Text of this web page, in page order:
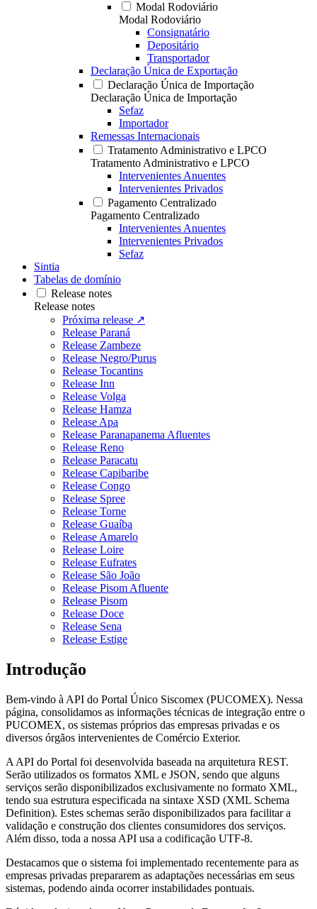
Modal Rodoviário
Modal Rodoviário
Consignatário
Depositário
Transportador
Declaração Única de Exportação
Declaração Única de Importação
Declaração Única de Importação
Sefaz
Importador
Remessas Internacionais
Tratamento Administrativo e LPCO
Tratamento Administrativo e LPCO
Intervenientes Anuentes
Intervenientes Privados
Pagamento Centralizado
Pagamento Centralizado
Intervenientes Anuentes
Intervenientes Privados
Sefaz
Sintia
Tabelas de domínio
Release notes
Release notes
Próxima release ↗
Release Paraná
Release Zambeze
Release Negro/Purus
Release Tocantins
Release Inn
Release Volga
Release Hamza
Release Apa
Release Paranapanema Afluentes
Release Reno
Release Paracatu
Release Capibaribe
Release Congo
Release Spree
Release Torne
Release Guaíba
Release Amarelo
Release Loire
Release Eufrates
Release São João
Release Pisom Afluente
Release Pisom
Release Doce
Release Sena
Release Estige
Introdução
Bem-vindo à API do Portal Único Siscomex (PUCOMEX). Nessa
página, consolidamos as informações técnicas de integração entre o
PUCOMEX, os sistemas próprios das empresas privadas e os
diversos órgãos intervenientes de Comércio Exterior.
A API do Portal foi desenvolvida baseada na arquitetura REST.
Serão utilizados os formatos XML e JSON, sendo que alguns
serviços serão disponibilizados exclusivamente no formato XML,
tendo sua estrutura especificada na sintaxe XSD (XML Schema
Definition). Estes schemas serão disponibilizados para facilitar a
validação e construção dos clientes consumidores dos serviços.
Além disso, toda a nossa API usa a codificação UTF-8.
Destacamos que o sistema foi implementado recentemente para as
empresas privadas prepararem as adaptações necessárias em seus
sistemas, podendo ainda ocorrer instabilidades pontuais.